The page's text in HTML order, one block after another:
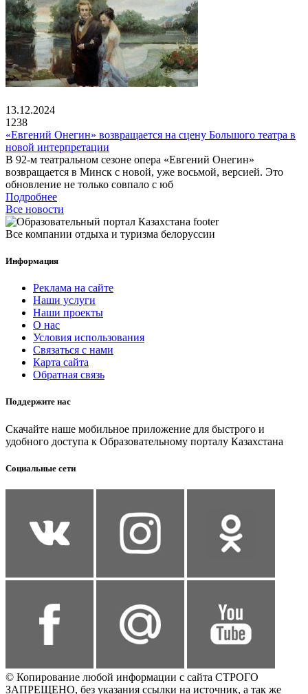
13.12.2024
1238
«Евгений Онегин» возвращается на сцену Большого театра в
новой интерпретации
В 92-м театральном сезоне опера «Евгений Онегин»
возвращается в Минск с новой, уже восьмой, версией. Это
обновление не только совпало с юб
Подробнее
Все новости
Все компании отдыха и туризма белоруссии
Информация
Реклама на сайте
Наши услуги
Наши проекты
О нас
Условия использования
Связаться с нами
Карта сайта
Обратная связь
Поддержите нас
Скачайте наше мобильное приложение для быстрого и
удобного доступа к Образовательному порталу Казахстана
Социальные сети
© Копирование любой информации с сайта СТРОГО
ЗАПРЕЩЕНО, без указания ссылки на источник, а так же